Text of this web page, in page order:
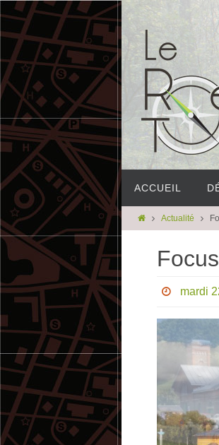
ACCUEIL
Actualité
mardi